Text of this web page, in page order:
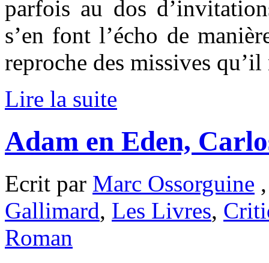
parfois au dos
s’en font l’écho de
reproche des missives
Lire la suite
Adam en Eden,
Ecrit par Marc Ossorguine
Gallimard, Les Livres,
Roman